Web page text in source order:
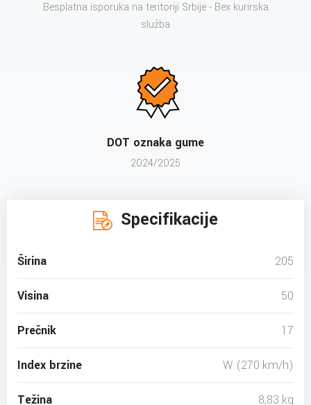
Besplatna isporuka na teritoriji Srbije - Bex kurirska
služba
DOT oznaka gume
2024/2025
Specifikacije
Širina 205
Visina 50
Prečnik 17
Index brzine W (270 km/h)
Težina 8,83 kg